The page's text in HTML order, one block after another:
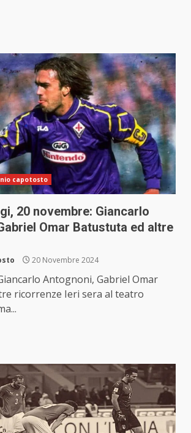
capotosto
20 novembre: Giancarlo
Omar Batustuta ed altre
20 Novembre 2024
Antognoni, Gabriel Omar
ricorrenze Ieri sera al teatro